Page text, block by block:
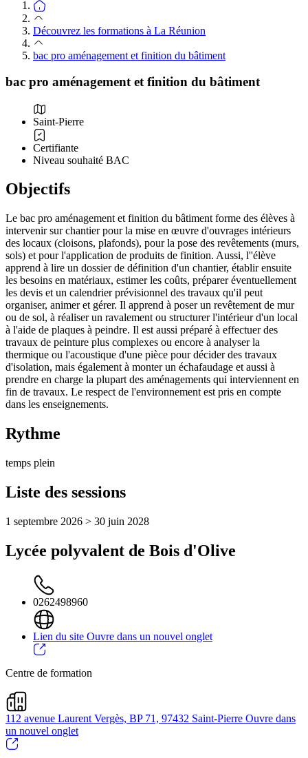
Découvrez les formations à La Réunion
bac pro aménagement et finition du bâtiment
bac pro aménagement et finition du bâtiment
Saint-Pierre
Certifiante
Niveau souhaité BAC
Objectifs
Le bac pro aménagement et finition du bâtiment forme des élèves à
intervenir sur chantier pour la mise en œuvre d'ouvrages intérieurs
des locaux (cloisons, plafonds), pour la pose des revêtements (murs,
sols) et pour l'application de produits de finition. Aussi, l''élève
apprend à lire un dossier de définition d'un chantier, établir ensuite
les besoins en matériaux, estimer les coûts, préparer éventuellement
les devis et un calendrier prévisionnel des travaux qu'il peut
organiser, animer et gérer. Il apprend à poser un revêtement de mur
ou de sol, à réaliser un ravalement ou structurer l'intérieur d'un local
à l'aide de plaques à peindre. Il est aussi préparé à effectuer des
travaux de peinture plus complexes ou encore à analyser la
thermique ou l'acoustique d'une pièce pour décider des travaux
d'isolation, mais également à monter un échafaudage et aussi à
prendre en charge la plupart des aménagements qui interviennent en
fin de travaux. Le respect de l'environnement est pris en compte
dans les enseignements.
Rythme
temps plein
Liste des sessions
1 septembre 2026 > 30 juin 2028
Lycée polyvalent de Bois d'Olive
0262498960
Lien du site Ouvre dans un nouvel onglet
Centre de formation
112 avenue Laurent Vergès, BP 71, 97432 Saint-Pierre Ouvre dans
un nouvel onglet